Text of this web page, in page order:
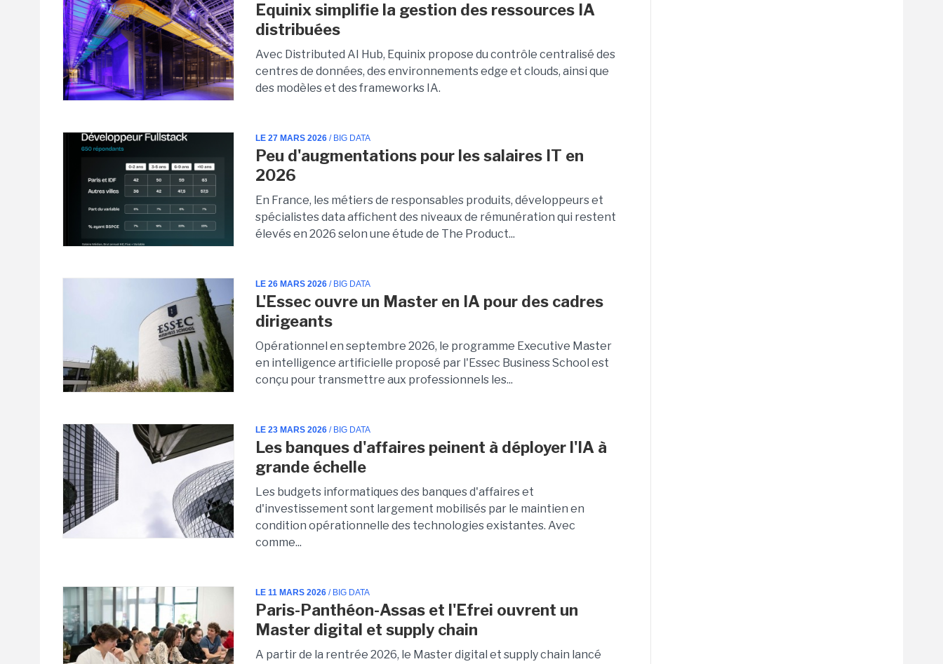
Equinix simplifie la gestion des ressources IA
distribuées
Avec Distributed AI Hub, Equinix propose du contrôle centralisé des
centres de données, des environnements edge et clouds, ainsi que
des modèles et des frameworks IA.
LE 27 MARS 2026 / BIG DATA
Peu d'augmentations pour les salaires IT en
2026
En France, les métiers de responsables produits, développeurs et
spécialistes data affichent des niveaux de rémunération qui restent
élevés en 2026 selon une étude de The Product...
LE 26 MARS 2026 / BIG DATA
L'Essec ouvre un Master en IA pour des cadres
dirigeants
Opérationnel en septembre 2026, le programme Executive Master
en intelligence artificielle proposé par l'Essec Business School est
conçu pour transmettre aux professionnels les...
LE 23 MARS 2026 / BIG DATA
Les banques d'affaires peinent à déployer l'IA à
grande échelle
Les budgets informatiques des banques d'affaires et
d'investissement sont largement mobilisés par le maintien en
condition opérationnelle des technologies existantes. Avec
comme...
LE 11 MARS 2026 / BIG DATA
Paris-Panthéon-Assas et l'Efrei ouvrent un
Master digital et supply chain
A partir de la rentrée 2026, le Master digital et supply chain lancé